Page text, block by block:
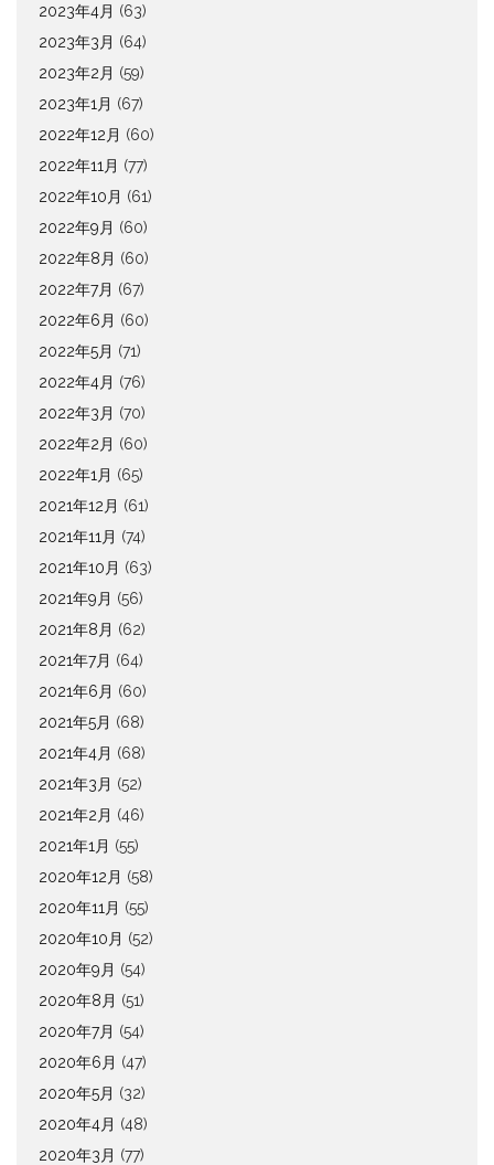
2023年4月 (63)
2023年3月 (64)
2023年2月 (59)
2023年1月 (67)
2022年12月 (60)
2022年11月 (77)
2022年10月 (61)
2022年9月 (60)
2022年8月 (60)
2022年7月 (67)
2022年6月 (60)
2022年5月 (71)
2022年4月 (76)
2022年3月 (70)
2022年2月 (60)
2022年1月 (65)
2021年12月 (61)
2021年11月 (74)
2021年10月 (63)
2021年9月 (56)
2021年8月 (62)
2021年7月 (64)
2021年6月 (60)
2021年5月 (68)
2021年4月 (68)
2021年3月 (52)
2021年2月 (46)
2021年1月 (55)
2020年12月 (58)
2020年11月 (55)
2020年10月 (52)
2020年9月 (54)
2020年8月 (51)
2020年7月 (54)
2020年6月 (47)
2020年5月 (32)
2020年4月 (48)
2020年3月 (77)